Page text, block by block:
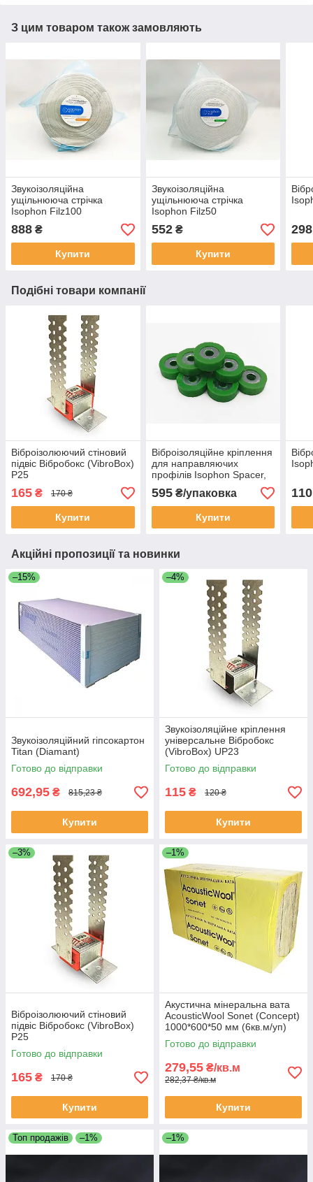
З цим товаром також замовляють
Звукоізоляційна
ущільнююча стрічка
Isophon Filz100
888 ₴
Купити
Звукоізоляційна
ущільнююча стрічка
Isophon Filz50
552₴
Купити
298
Подібні товари компанії
Віброізолюючий стіновий
підвіс Вібробокс (VibroBox)
P25
165 ₴ 170 ₴
Купити
Віброізоляційне кріплення
для направляючих
профілів Isophon Spacer,
595₴/упаковка
Купити
110
Акційні пропозиції та новинки
–15%
Звукоізоляційний гіпсокартон
Titan (Diamant)
Готово до відправки
692,95 ₴ 815,23 ₴
Купити
–4%
Звукоізоляційне кріплення
універсальне Вібробокс
(VibroBox) UP23
Готово до відправки
115 ₴ 120 ₴
Купити
–3%
Віброізолюючий стіновий
підвіс Вібробокс (VibroBox)
P25
Готово до відправки
165 ₴ 170 ₴
Купити
–1%
Акустична мінеральна вата
AcousticWool Sonet (Concept)
1000*600*50 мм (6кв.м/уп)
Готово до відправки
279,55 ₴/кв.м
282,37 ₴/кв.м
Купити
Топ продажів –1% –1%